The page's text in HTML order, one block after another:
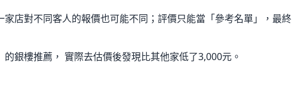
店對不同客人的報價也可能不同；評價只能當「參考名單」，最終
銀樓推薦， 實際去估價後發現比其他家低了3,000元。